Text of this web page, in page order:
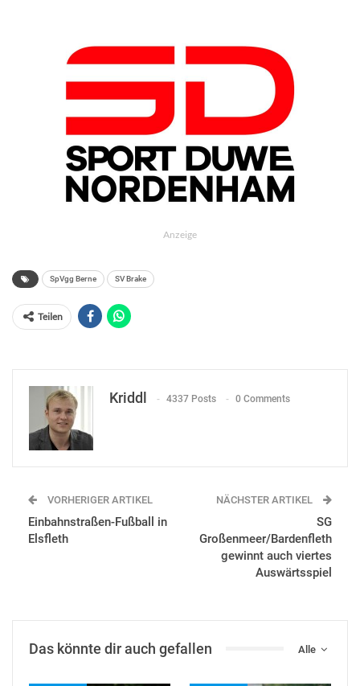
Anzeige
SpVgg Berne SV Brake
Teilen
Kriddl 4337 Posts 0 Comments
VORHERIGER ARTIKEL
Einbahnstraßen-Fußball in
Elsfleth
NÄCHSTER ARTIKEL
SG
Großenmeer/Bardenfleth
gewinnt auch viertes
Auswärtsspiel
Alle
Das könnte dir auch gefallen